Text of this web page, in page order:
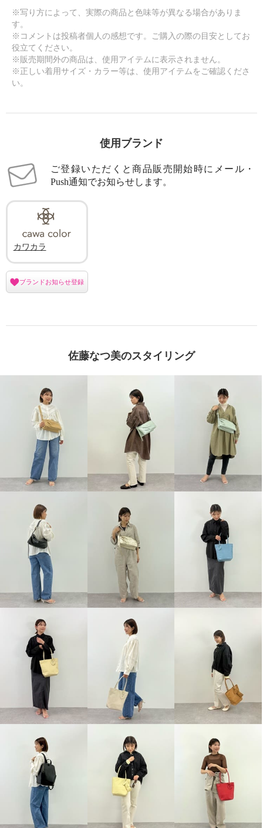
※写り方によって、実際の商品と色味等が異なる場合がありま
す。
※コメントは投稿者個人の感想です。ご購入の際の目安としてお
役立てください。
※販売期間外の商品は、使用アイテムに表示されません。
※正しい着用サイズ・カラー等は、使用アイテムをご確認くださ
い。
使用ブランド
ご登録いただくと商品販売開始時にメール・
Push通知でお知らせします。
カワカラ
ブランドお知らせ登録
佐藤なつ美のスタイリング